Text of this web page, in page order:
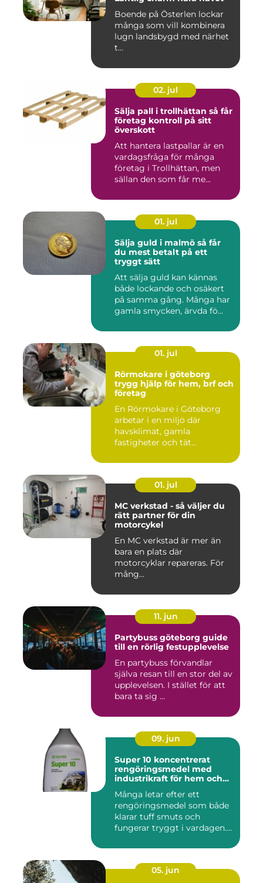
Boende på Österlen lockar
många som vill kombinera
lugn landsbygd med närhet
t...
02. jul
Sälja pall i trollhättan så får
företag kontroll på sitt
överskott
Att hantera lastpallar är en
vardagsfråga för många
företag i Trollhättan, men
sällan den som får me...
01. jul
Sälja guld i malmö så får
du mest betalt på ett
tryggt sätt
Att sälja guld kan kännas
både lockande och osäkert
på samma gång. Många har
gamla smycken, ärvda fö...
01. jul
Rörmokare i göteborg
trygg hjälp för hem, brf och
företag
En Rörmokare i Göteborg
arbetar i en miljö där
havsklimat, gamla
fastigheter och tät
01. jul
MC verkstad - så väljer du
rätt partner för din
motorcykel
En MC verkstad är mer än
bara en plats där
motorcyklar repareras. För
mång...
11. jun
Partybuss göteborg guide
till en rörlig festupplevelse
En partybuss förvandlar
själva resan till en stor del av
upplevelsen. I stället för att
bara ta sig ...
09. jun
Super 10 koncentrerat
rengöringsmedel med
industrikraft för hem och
Många letar efter ett
rengöringsmedel som både
klarar tuff smuts och
fungerar tryggt i vardagen.
05. jun